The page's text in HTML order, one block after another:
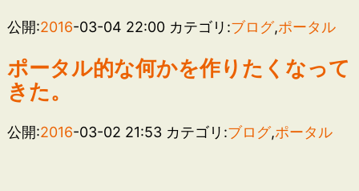
公開:2016-03-04 22:00 カテゴリ:ブログ,ポータル
ポータル的な何かを作りたくなって
きた。
公開:2016-03-02 21:53 カテゴリ:ブログ,ポータル